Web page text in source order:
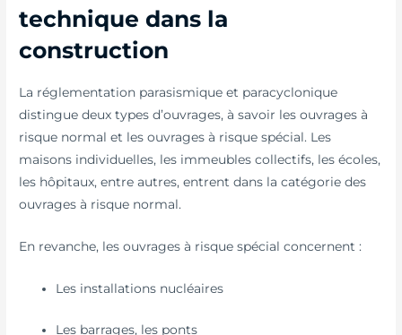
technique dans la
construction
La réglementation parasismique et paracyclonique
distingue deux types d’ouvrages, à savoir les ouvrages à
risque normal et les ouvrages à risque spécial. Les
maisons individuelles, les immeubles collectifs, les écoles,
les hôpitaux, entre autres, entrent dans la catégorie des
ouvrages à risque normal.
En revanche, les ouvrages à risque spécial concernent :
Les installations nucléaires
Les barrages, les ponts